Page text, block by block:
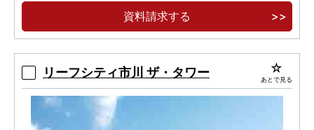
公園を臨むラストタワーレジデンス
資料請求する
リーフシティ市川 ザ・タワー あとで見る